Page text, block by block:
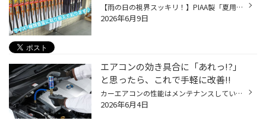
【雨の日の視界スッキリ！】PIAA製「夏用ワイパー」 「最近、ワイパーの拭きムラが気になる…」 「雨の日に動かすと、ガガガッと音がする…」 そんな症状はありませんか？ 強い日差しや熱で硬くなったワイパーゴムは、本来の性能を発揮できません。 タイヤ館では、信頼のブランド「PIAA（ピア）」の高...
2026年6月9日
エアコンの効き具合に「あれっ!?」
と思ったら、これで手軽に改善!!
カーエアコンの性能はメンテナンスしていないと徐々に低下してしまいます。理由のひとつは、エアコンガスが少しずつ漏れていくから。熱交換を行うのに欠かせないエアコンガス（冷媒）が減ると、エアコンを作動させてもしっかり冷やせなくなってしまうのです。また、エアコンガスを圧縮するコンプレ...
2026年6月4日